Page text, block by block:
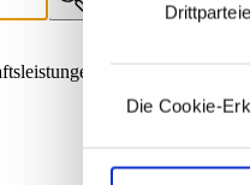
Die Cookie-
auch bei